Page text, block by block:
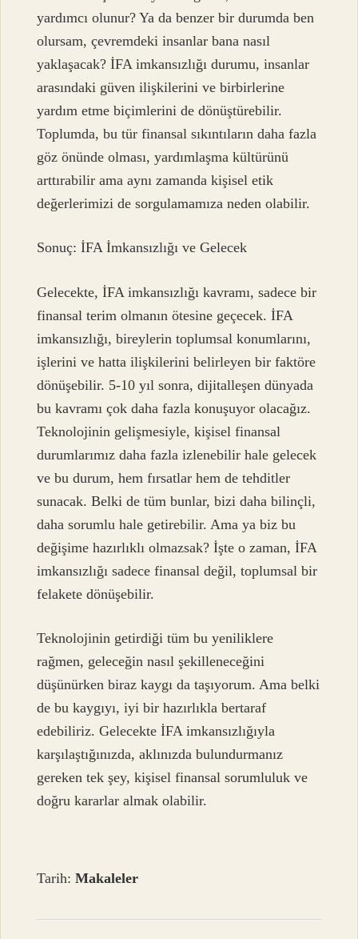
yardımcı olunur? Ya da benzer bir durumda ben
olursam, çevremdeki insanlar bana nasıl
yaklaşacak? İFA imkansızlığı durumu, insanlar
arasındaki güven ilişkilerini ve birbirlerine
yardım etme biçimlerini de dönüştürebilir.
Toplumda, bu tür finansal sıkıntıların daha fazla
göz önünde olması, yardımlaşma kültürünü
arttırabilir ama aynı zamanda kişisel etik
değerlerimizi de sorgulamamıza neden olabilir.
Sonuç: İFA İmkansızlığı ve Gelecek
Gelecekte, İFA imkansızlığı kavramı, sadece bir
finansal terim olmanın ötesine geçecek. İFA
imkansızlığı, bireylerin toplumsal konumlarını,
işlerini ve hatta ilişkilerini belirleyen bir faktöre
dönüşebilir. 5-10 yıl sonra, dijitalleşen dünyada
bu kavramı çok daha fazla konuşuyor olacağız.
Teknolojinin gelişmesiyle, kişisel finansal
durumlarımız daha fazla izlenebilir hale gelecek
ve bu durum, hem fırsatlar hem de tehditler
sunacak. Belki de tüm bunlar, bizi daha bilinçli,
daha sorumlu hale getirebilir. Ama ya biz bu
değişime hazırlıklı olmazsak? İşte o zaman, İFA
imkansızlığı sadece finansal değil, toplumsal bir
felakete dönüşebilir.
Teknolojinin getirdiği tüm bu yeniliklere
rağmen, geleceğin nasıl şekilleneceğini
düşünürken biraz kaygı da taşıyorum. Ama belki
de bu kaygıyı, iyi bir hazırlıkla bertaraf
edebiliriz. Gelecekte İFA imkansızlığıyla
karşılaştığınızda, aklınızda bulundurmanız
gereken tek şey, kişisel finansal sorumluluk ve
doğru kararlar almak olabilir.
Tarih:Makaleler